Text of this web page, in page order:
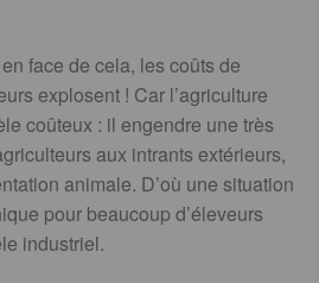
face de cela, les coûts de
explosent ! Car l’agriculture
coûteux : il engendre une très
aux intrants extérieurs,
animale. D’où une situation
pour beaucoup d’éleveurs
industriel.